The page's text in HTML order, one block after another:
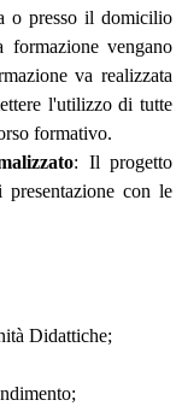
o presso il domicilio
formazione vengano
va realizzata
l'utilizzo di tutte
formativo.
: Il progetto
con le
Didattiche;